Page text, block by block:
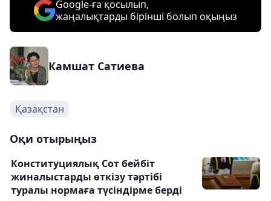
Google-ға қосылып,
жаңалықтарды бірінші болып оқыңыз
Камшат Сатиева
Қазақстан
Оқи отырыңыз
Конституциялық Сот бейбіт
жиналыстарды өткізу тәртібі
туралы нормаға түсіндірме берді